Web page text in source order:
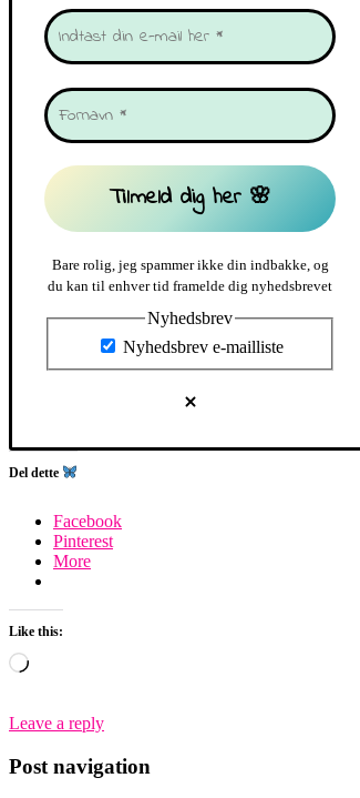
Bare rolig, jeg spammer ikke din indbakke, og
du kan til enhver tid framelde dig nyhedsbrevet
Nyhedsbrev
Nyhedsbrev e-mailliste
Del dette
Facebook
Pinterest
More
Like this:
Loading…
Leave a reply
Post navigation